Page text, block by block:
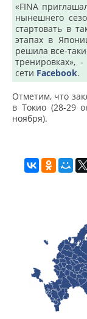
«FINA
нынешнего
стартовать в
этапах в
решила все-
тренировках»,
сети Facebook.
Отметим, что
в Токио (28-29
ноября).